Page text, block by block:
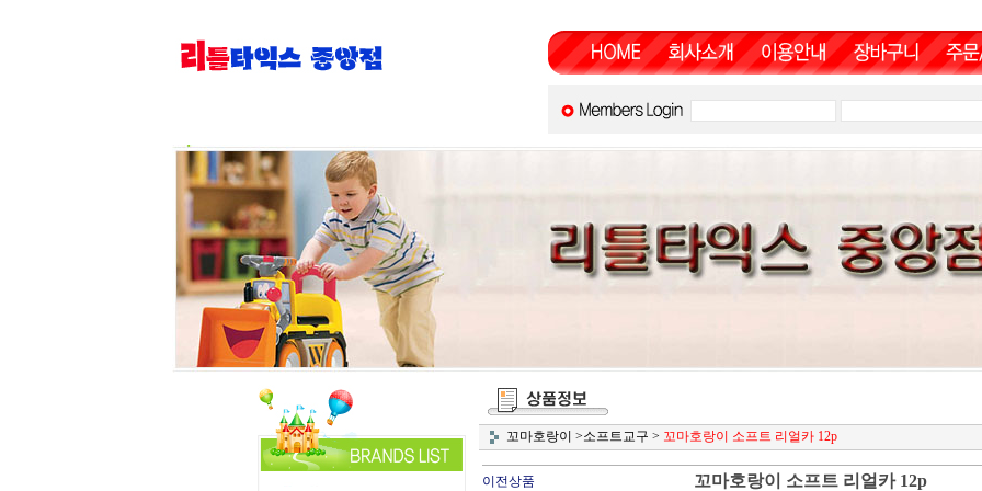
꼬마호랑이 >소프트교구 > 꼬마호랑이 소프트 리얼카 12p
이전상품 꼬마호랑이 소프트 리얼카 12p